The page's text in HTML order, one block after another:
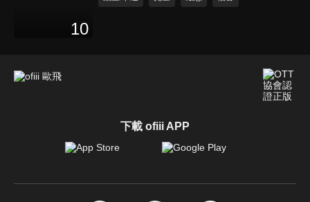
10
下載 ofiii APP